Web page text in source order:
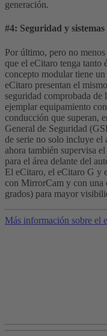
generación.
#4: Seguridad y
Por último, pero no
que el eCitaro tenga tanto
concepto modular tiene
eCitaro presentan el
seguridad comprobada de
ejemplar equipamiento
conducción que superan,
General de Seguridad
de serie no solo incluye el
ahora también supervisa
para el área delante del
El eCitaro, el eCitaro G y
con MirrorCam y con una
grados) para mayor
Más información sobre el